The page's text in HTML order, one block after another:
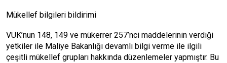
Mükellef bilgileri bildirimi
VUK’nun 148, 149 ve mükerrer 257’nci maddelerinin verdiği
yetkiler ile Maliye Bakanlığı devamlı bilgi verme ile ilgili
çeşitli mükellef grupları hakkında düzenlemeler yapmıştır. Bu